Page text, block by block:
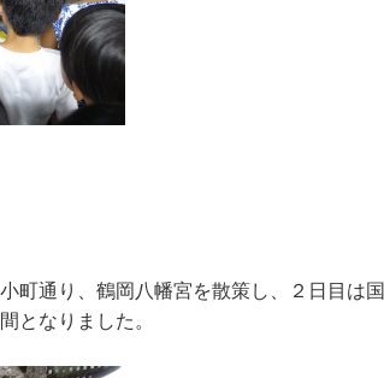
通り、鶴岡八幡宮を散策し、２日目は
となりました。